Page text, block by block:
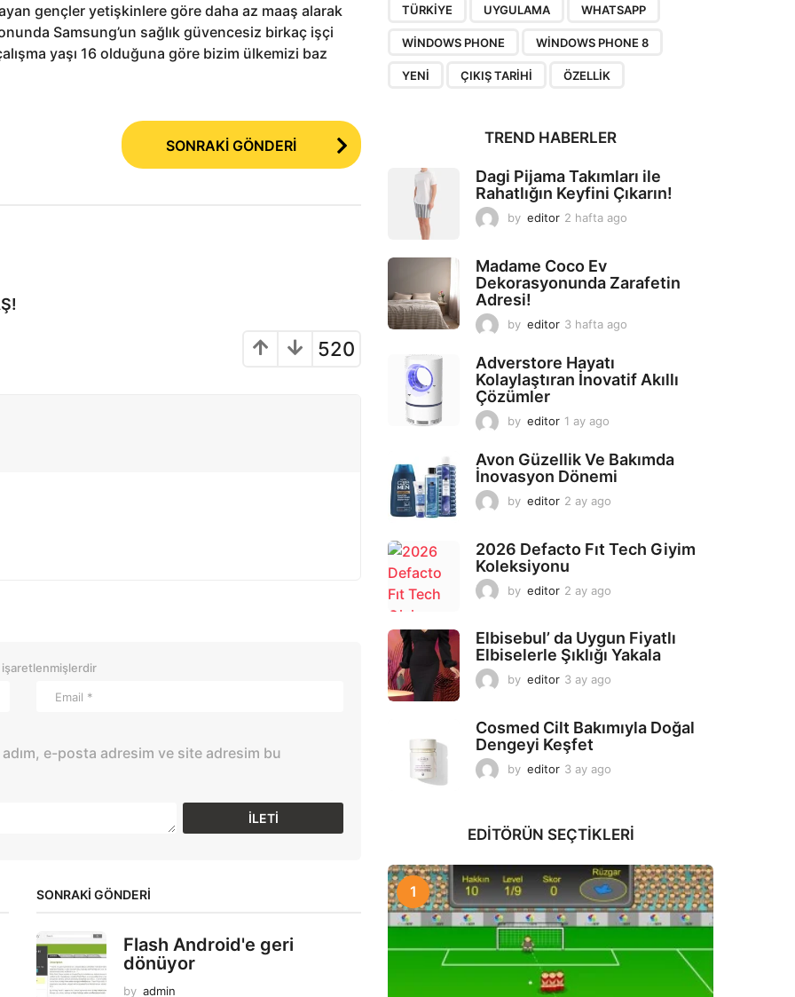
gençler yetişkinlere göre daha az maaş alarak
Samsung’un sağlık güvencesiz birkaç işçi
yaşı 16 olduğuna göre bizim ülkemizi baz
SONRAKİ GÖNDERİ
520
işaretlenmişlerdir
e-posta adresim ve site adresim bu
SONRAKİ GÖNDERİ
Flash Android'e geri
dönüyor
by admin
TÜRKIYE UYGULAMA WHATSAPP
WINDOWS PHONE WINDOWS PHONE 8
YENI ÇIKIŞ TARIHI ÖZELLIK
TREND HABERLER
Dagi Pijama Takımları ile
Rahatlığın Keyfini Çıkarın!
by editor 2 hafta ago
g
Madame Coco Ev
Dekorasyonunda Zarafetin
Adresi!
by editor 3 hafta ago
a
Adverstore Hayatı
Kolaylaştıran İnovatif Akıllı
Çözümler
by editor 1 ay ago
y
a
o
Avon Güzellik Ve Bakımda
İnovasyon Dönemi
by editor 2 ay ago
2026 Defacto Fıt Tech Giyim
Koleksiyonu
by editor 2 ay ago
a
g
Elbisebul’ da Uygun Fiyatlı
Elbiselerle Şıklığı Yakala
by editor 3 ay ago
a
Cosmed Cilt Bakımıyla Doğal
Dengeyi Keşfet
by editor 3 ay ago
g
EDITÖRÜN SEÇTIKLERI
1